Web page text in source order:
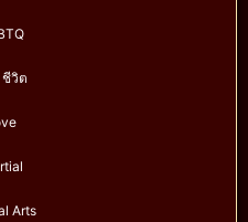
ชีวิต
Arts